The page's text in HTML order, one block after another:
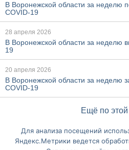
В Воронежской области за неделю
COVID-19
28 апреля 2026
В Воронежской области за неделю
19
20 апреля 2026
В Воронежской области за неделю
COVID-19
Ещё по
Перейти на полную версию
Для анализа посещений
Яндекс.Метрики ведется